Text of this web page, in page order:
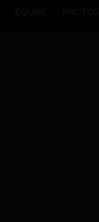
ÉQUIPE PHOTOS